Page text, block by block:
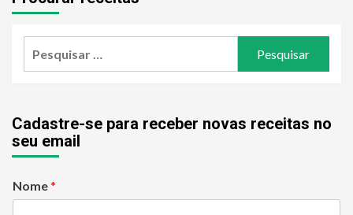
Cadastre-se para receber novas receitas no
seu email
Nome*